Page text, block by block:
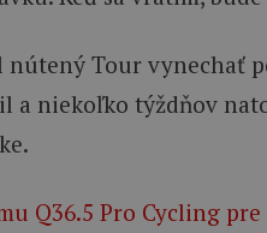
nútený Tour vynechať
a niekoľko týždňov
Q36.5 Pro Cycling pre